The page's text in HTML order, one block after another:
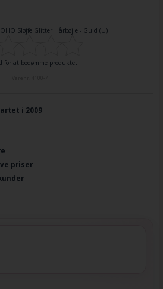
Sløjfe Glitter Hårbøjle - Guld (U)
for at bedømme produktet
i 2009
priser